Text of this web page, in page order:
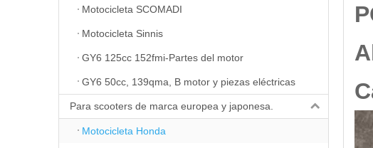
Motocicleta SCOMADI
Motocicleta Sinnis
GY6 125cc 152fmi-Partes del motor
GY6 50cc, 139qma, B motor y piezas eléctricas
Para scooters de marca europea y japonesa.
Motocicleta Honda